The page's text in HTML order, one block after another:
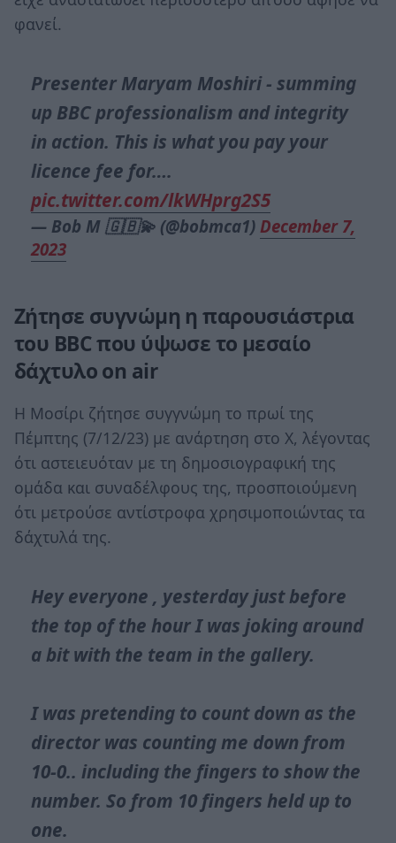
φανεί.
Presenter Maryam Moshiri - summing
up BBC professionalism and integrity
in action. This is what you pay your
licence fee for….
pic.twitter.com/lkWHprg2S5
— Bob M 🇬🇧💫 (@bobmca1)December 7,
2023
Ζήτησε συγνώμη η παρουσιάστρια
του BBC που ύψωσε το μεσαίο
δάχτυλο on air
Η Μοσίρι ζήτησε συγγνώμη το πρωί της
Πέμπτης (7/12/23) με ανάρτηση στο Χ, λέγοντας
ότι αστειευόταν με τη δημοσιογραφική της
ομάδα και συναδέλφους της, προσποιούμενη
ότι μετρούσε αντίστροφα χρησιμοποιώντας τα
δάχτυλά της.
Hey everyone , yesterday just before
the top of the hour I was joking around
a bit with the team in the gallery.
I was pretending to count down as the
director was counting me down from
10-0.. including the fingers to show the
number. So from 10 fingers held up to
one.